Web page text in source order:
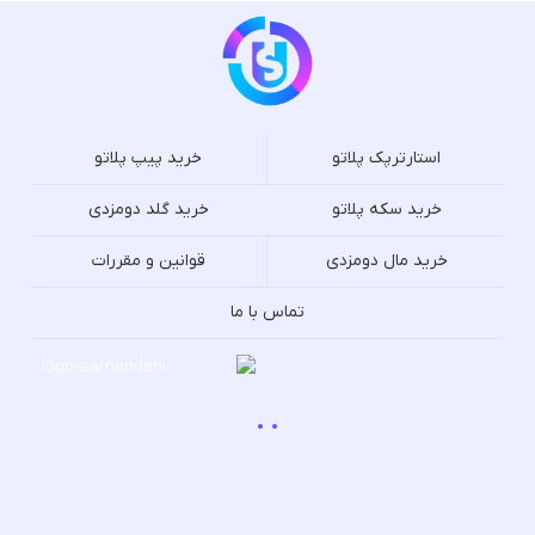
استارترپک پلاتو خرید پیپ پلاتو
خرید سکه پلاتو خرید گلد دومزدی
خرید مال دومزدی قوانین و مقررات
تماس با ما